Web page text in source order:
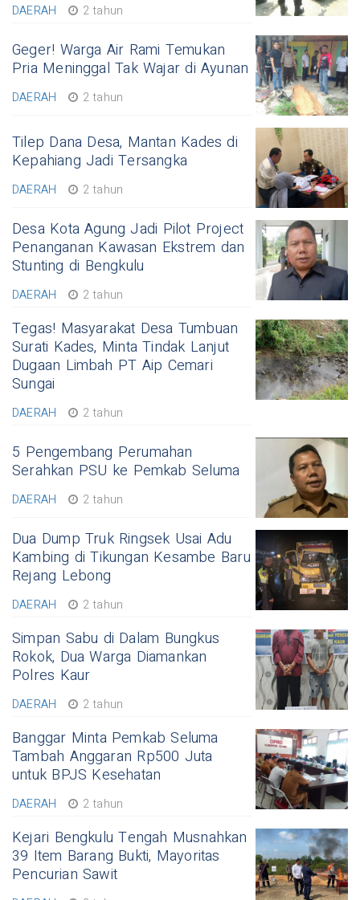
DAERAH 2 tahun
Geger! Warga Air Rami Temukan
Pria Meninggal Tak Wajar di Ayunan
DAERAH 2 tahun
Tilep Dana Desa, Mantan Kades di
Kepahiang Jadi Tersangka
DAERAH 2 tahun
Desa Kota Agung Jadi Pilot Project
Penanganan Kawasan Ekstrem dan
Stunting di Bengkulu
DAERAH 2 tahun
Tegas! Masyarakat Desa Tumbuan
Surati Kades, Minta Tindak Lanjut
Dugaan Limbah PT Aip Cemari
Sungai
DAERAH 2 tahun
5 Pengembang Perumahan
Serahkan PSU ke Pemkab Seluma
DAERAH 2 tahun
Dua Dump Truk Ringsek Usai Adu
Kambing di Tikungan Kesambe Baru
Rejang Lebong
DAERAH 2 tahun
Simpan Sabu di Dalam Bungkus
Rokok, Dua Warga Diamankan
Polres Kaur
DAERAH 2 tahun
Banggar Minta Pemkab Seluma
Tambah Anggaran Rp500 Juta
untuk BPJS Kesehatan
DAERAH 2 tahun
Kejari Bengkulu Tengah Musnahkan
39 Item Barang Bukti, Mayoritas
Pencurian Sawit